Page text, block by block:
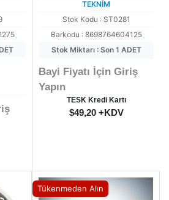
SİREN MODÜLÜ
TEKNİM
Stok Kodu : ST0281
Barkodu : 8698764604125
Stok Miktarı : Son 1 ADET
Bayi Fiyatı İçin Giriş
Yapın
TESK Kredi Kartı
$49,20 +KDV
Tükenmeden Alın